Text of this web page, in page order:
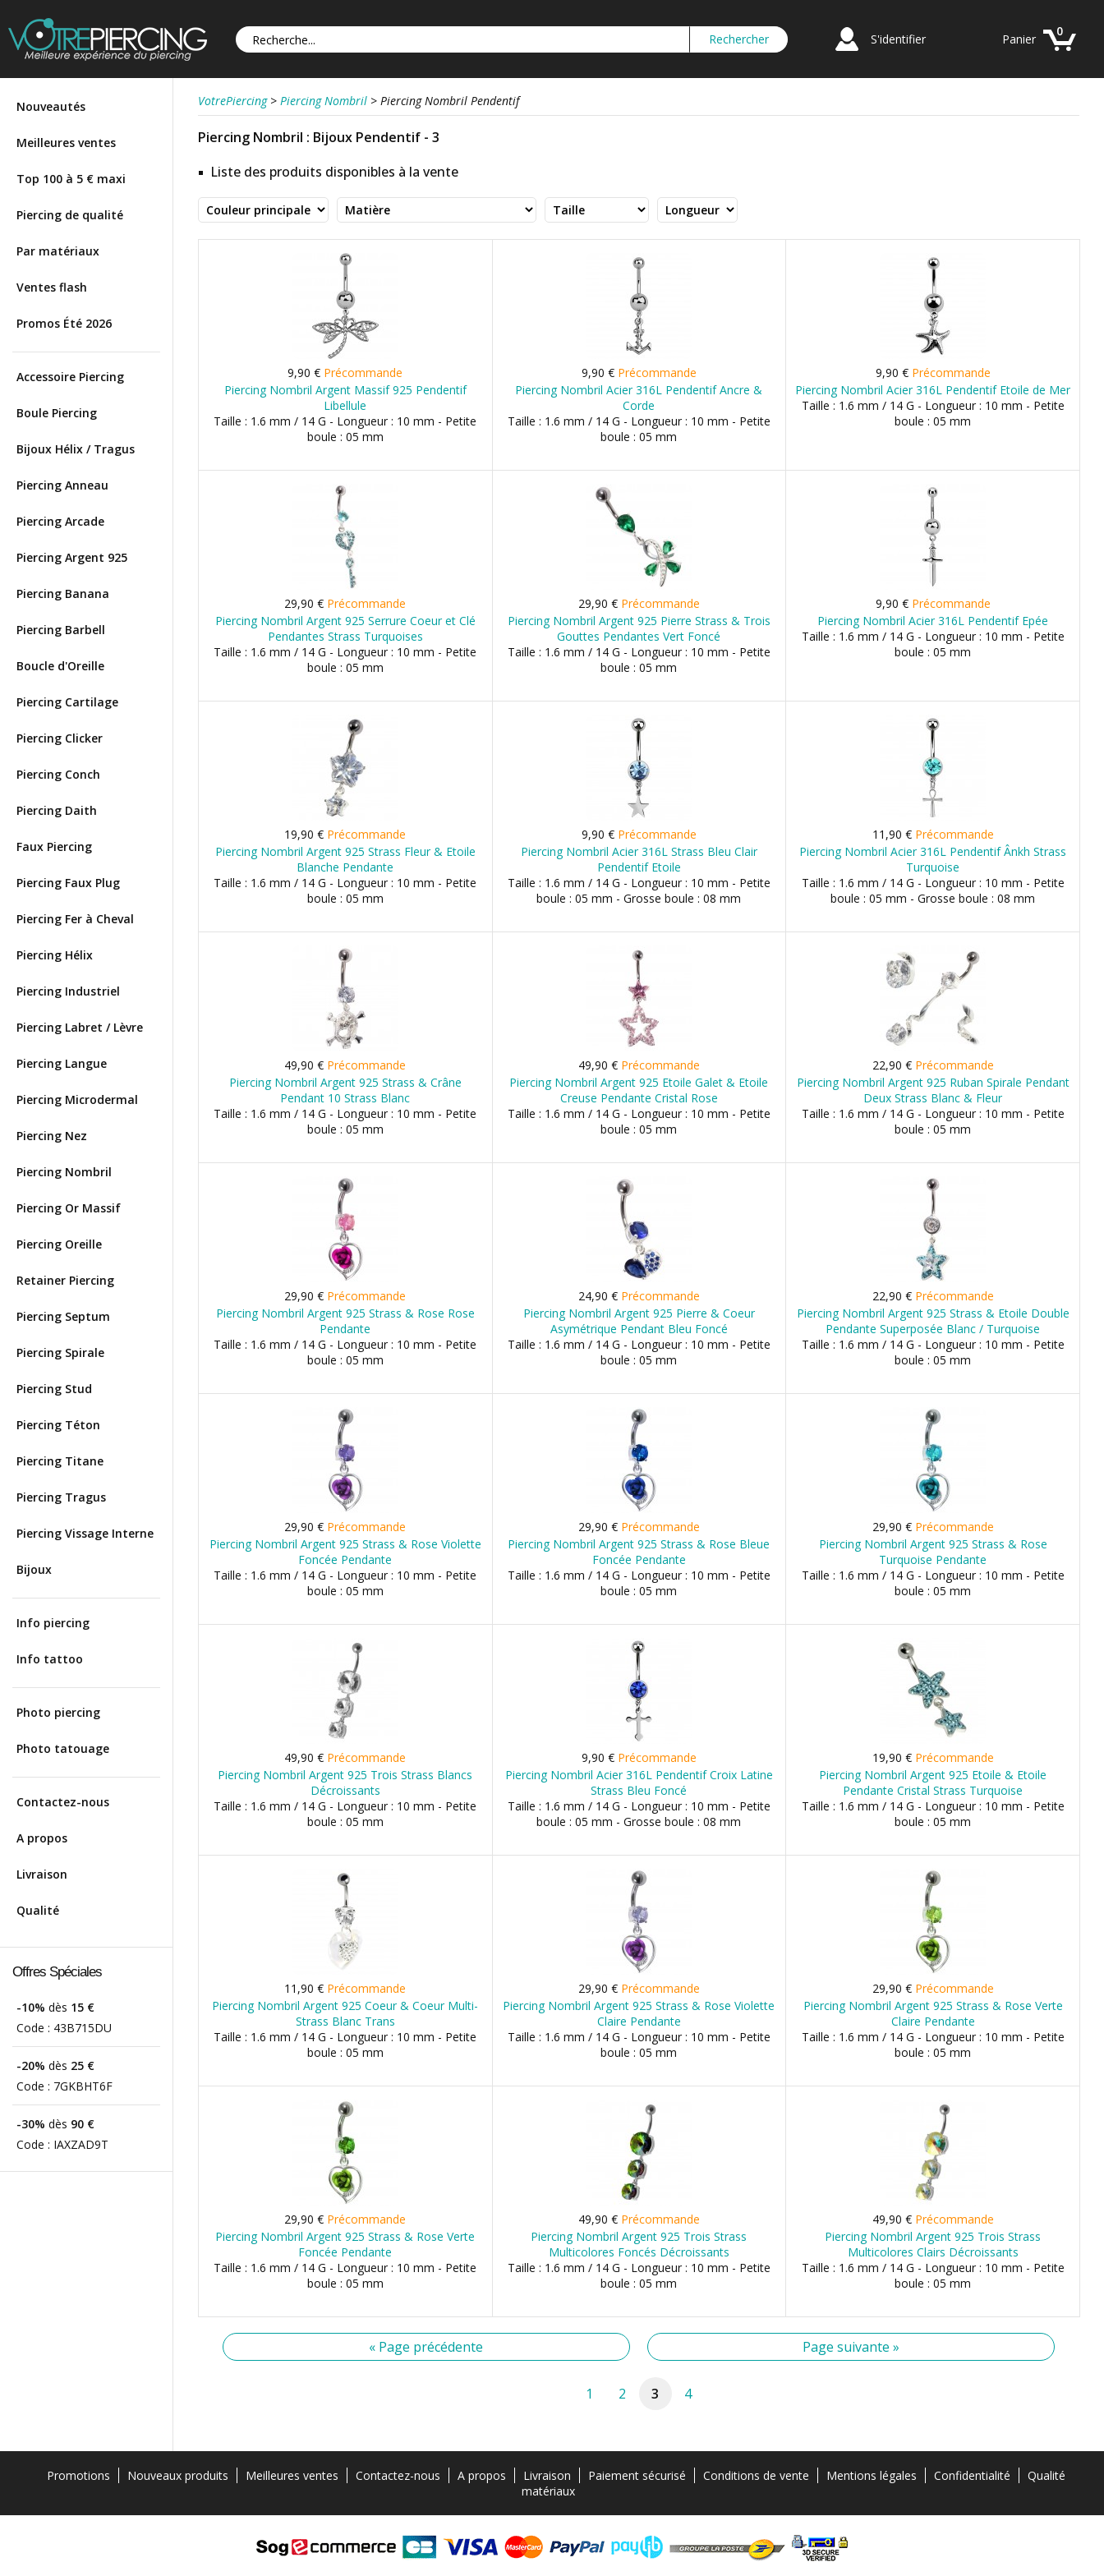
S'identifier
0
Panier
Nouveautés
Meilleures ventes
Top 100 à 5 € maxi
Piercing de qualité
Par matériaux
Ventes flash
Promos Été 2026
Accessoire Piercing
Boule Piercing
Bijoux Hélix / Tragus
Piercing Anneau
Piercing Arcade
Piercing Argent 925
Piercing Banana
Piercing Barbell
Boucle d'Oreille
Piercing Cartilage
Piercing Clicker
Piercing Conch
Piercing Daith
Faux Piercing
Piercing Faux Plug
Piercing Fer à Cheval
Piercing Hélix
Piercing Industriel
Piercing Labret / Lèvre
Piercing Langue
Piercing Microdermal
Piercing Nez
Piercing Nombril
Piercing Or Massif
Piercing Oreille
Retainer Piercing
Piercing Septum
Piercing Spirale
Piercing Stud
Piercing Téton
Piercing Titane
Piercing Tragus
Piercing Vissage Interne
Bijoux
Info piercing
Info tattoo
Photo piercing
Photo tatouage
Contactez-nous
A propos
Livraison
Qualité
Offres Spéciales
-10% dès 15 €
Code : 43B715DU
-20% dès 25 €
Code : 7GKBHT6F
-30% dès 90 €
Code : IAXZAD9T
VotrePiercing > Piercing Nombril > Piercing Nombril Pendentif
Piercing Nombril : Bijoux Pendentif - 3
Liste des produits disponibles à la vente
9,90 € Précommande
Piercing Nombril Argent Massif 925 Pendentif
Libellule
Taille : 1.6 mm / 14 G - Longueur : 10 mm - Petite
boule : 05 mm
9,90 € Précommande
Piercing Nombril Acier 316L Pendentif Ancre &
Corde
Taille : 1.6 mm / 14 G - Longueur : 10 mm - Petite
boule : 05 mm
9,90 € Précommande
Piercing Nombril Acier 316L Pendentif Etoile de Mer
Taille : 1.6 mm / 14 G - Longueur : 10 mm - Petite
boule : 05 mm
29,90 € Précommande
Piercing Nombril Argent 925 Serrure Coeur et Clé
Pendantes Strass Turquoises
Taille : 1.6 mm / 14 G - Longueur : 10 mm - Petite
boule : 05 mm
29,90 € Précommande
Piercing Nombril Argent 925 Pierre Strass & Trois
Gouttes Pendantes Vert Foncé
Taille : 1.6 mm / 14 G - Longueur : 10 mm - Petite
boule : 05 mm
9,90 € Précommande
Piercing Nombril Acier 316L Pendentif Epée
Taille : 1.6 mm / 14 G - Longueur : 10 mm - Petite
boule : 05 mm
19,90 € Précommande
Piercing Nombril Argent 925 Strass Fleur & Etoile
Blanche Pendante
Taille : 1.6 mm / 14 G - Longueur : 10 mm - Petite
boule : 05 mm
9,90 € Précommande
Piercing Nombril Acier 316L Strass Bleu Clair
Pendentif Etoile
Taille : 1.6 mm / 14 G - Longueur : 10 mm - Petite
boule : 05 mm - Grosse boule : 08 mm
11,90 € Précommande
Piercing Nombril Acier 316L Pendentif Ânkh Strass
Turquoise
Taille : 1.6 mm / 14 G - Longueur : 10 mm - Petite
boule : 05 mm - Grosse boule : 08 mm
49,90 € Précommande
Piercing Nombril Argent 925 Strass & Crâne
Pendant 10 Strass Blanc
Taille : 1.6 mm / 14 G - Longueur : 10 mm - Petite
boule : 05 mm
49,90 € Précommande
Piercing Nombril Argent 925 Etoile Galet & Etoile
Creuse Pendante Cristal Rose
Taille : 1.6 mm / 14 G - Longueur : 10 mm - Petite
boule : 05 mm
22,90 € Précommande
Piercing Nombril Argent 925 Ruban Spirale Pendant
Deux Strass Blanc & Fleur
Taille : 1.6 mm / 14 G - Longueur : 10 mm - Petite
boule : 05 mm
29,90 € Précommande
Piercing Nombril Argent 925 Strass & Rose Rose
Pendante
Taille : 1.6 mm / 14 G - Longueur : 10 mm - Petite
boule : 05 mm
24,90 € Précommande
Piercing Nombril Argent 925 Pierre & Coeur
Asymétrique Pendant Bleu Foncé
Taille : 1.6 mm / 14 G - Longueur : 10 mm - Petite
boule : 05 mm
22,90 € Précommande
Piercing Nombril Argent 925 Strass & Etoile Double
Pendante Superposée Blanc / Turquoise
Taille : 1.6 mm / 14 G - Longueur : 10 mm - Petite
boule : 05 mm
29,90 € Précommande
Piercing Nombril Argent 925 Strass & Rose Violette
Foncée Pendante
Taille : 1.6 mm / 14 G - Longueur : 10 mm - Petite
boule : 05 mm
29,90 € Précommande
Piercing Nombril Argent 925 Strass & Rose Bleue
Foncée Pendante
Taille : 1.6 mm / 14 G - Longueur : 10 mm - Petite
boule : 05 mm
29,90 € Précommande
Piercing Nombril Argent 925 Strass & Rose
Turquoise Pendante
Taille : 1.6 mm / 14 G - Longueur : 10 mm - Petite
boule : 05 mm
49,90 € Précommande
Piercing Nombril Argent 925 Trois Strass Blancs
Décroissants
Taille : 1.6 mm / 14 G - Longueur : 10 mm - Petite
boule : 05 mm
9,90 € Précommande
Piercing Nombril Acier 316L Pendentif Croix Latine
Strass Bleu Foncé
Taille : 1.6 mm / 14 G - Longueur : 10 mm - Petite
boule : 05 mm - Grosse boule : 08 mm
19,90 € Précommande
Piercing Nombril Argent 925 Etoile & Etoile
Pendante Cristal Strass Turquoise
Taille : 1.6 mm / 14 G - Longueur : 10 mm - Petite
boule : 05 mm
11,90 € Précommande
Piercing Nombril Argent 925 Coeur & Coeur Multi-
Strass Blanc Trans
Taille : 1.6 mm / 14 G - Longueur : 10 mm - Petite
boule : 05 mm
29,90 € Précommande
Piercing Nombril Argent 925 Strass & Rose Violette
Claire Pendante
Taille : 1.6 mm / 14 G - Longueur : 10 mm - Petite
boule : 05 mm
29,90 € Précommande
Piercing Nombril Argent 925 Strass & Rose Verte
Claire Pendante
Taille : 1.6 mm / 14 G - Longueur : 10 mm - Petite
boule : 05 mm
29,90 € Précommande
Piercing Nombril Argent 925 Strass & Rose Verte
Foncée Pendante
Taille : 1.6 mm / 14 G - Longueur : 10 mm - Petite
boule : 05 mm
49,90 € Précommande
Piercing Nombril Argent 925 Trois Strass
Multicolores Foncés Décroissants
Taille : 1.6 mm / 14 G - Longueur : 10 mm - Petite
boule : 05 mm
49,90 € Précommande
Piercing Nombril Argent 925 Trois Strass
Multicolores Clairs Décroissants
Taille : 1.6 mm / 14 G - Longueur : 10 mm - Petite
boule : 05 mm
« Page précédente Page suivante »
1 2 3 4
Promotions Nouveaux produits Meilleures ventes Contactez-nous A propos Livraison Paiement sécurisé Conditions de vente Mentions légales Confidentialité
Qualité
matériaux